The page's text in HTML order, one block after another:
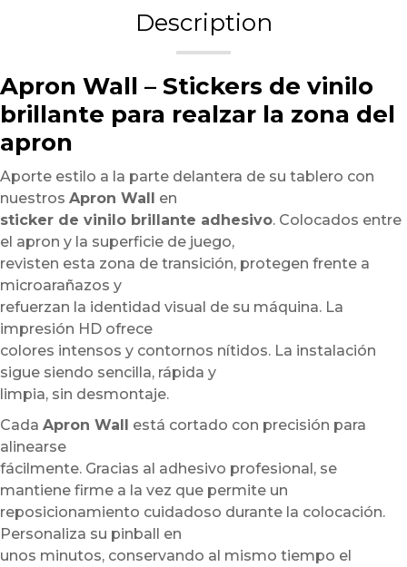
Description
Apron Wall – Stickers de vinilo
brillante para realzar la zona del
apron
Aporte estilo a la parte delantera de su tablero con
nuestros Apron Wall en
sticker de vinilo brillante adhesivo. Colocados entre
el apron y la superficie de juego,
revisten esta zona de transición, protegen frente a
microarañazos y
refuerzan la identidad visual de su máquina. La
impresión HD ofrece
colores intensos y contornos nítidos. La instalación
sigue siendo sencilla, rápida y
limpia, sin desmontaje.
Cada Apron Wall está cortado con precisión para
alinearse
fácilmente. Gracias al adhesivo profesional, se
mantiene firme a la vez que permite un
reposicionamiento cuidadoso durante la colocación.
Personaliza su pinball en
unos minutos, conservando al mismo tiempo el